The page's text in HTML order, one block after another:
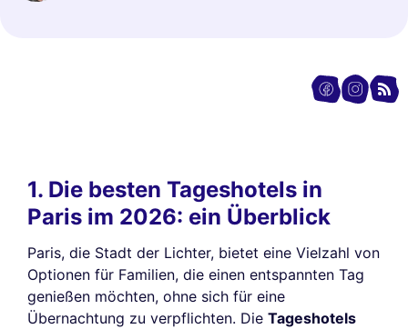
1. Die besten Tageshotels in
Paris im 2026: ein Überblick
Paris, die Stadt der Lichter, bietet eine Vielzahl von
Optionen für Familien, die einen entspannten Tag
genießen möchten, ohne sich für eine
Übernachtung zu verpflichten. Die Tageshotels